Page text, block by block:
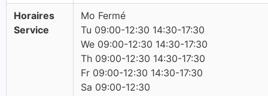
Horaires
Service
Mo Fermé
Tu 09:00-12:30 14:30-17:30
We 09:00-12:30 14:30-17:30
Th 09:00-12:30 14:30-17:30
Fr 09:00-12:30 14:30-17:30
Sa 09:00-12:30